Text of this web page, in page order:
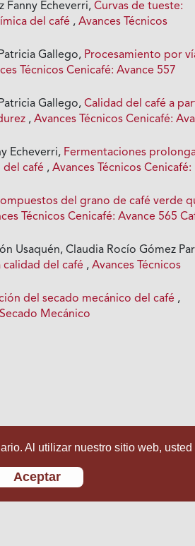
Fanny Echeverri,Curvas de tueste:
del café ,Avances Técnicos
Gallego, Procesamiento por
Técnicos Cenicafé: Avance 557
Gallego,Calidad del café a
,Avances Técnicos Cenicafé:
Echeverri, Fermentaciones
del café ,Avances Técnicos Cenicafé:
del grano de café verde
Técnicos Cenicafé: Avance 565
Usaquén, Claudia Rocío Gómez
calidad del café ,Avances Técnicos
del secado mecánico del café ,
Mecánico
Al utilizar nuestro sitio web,
Aceptar